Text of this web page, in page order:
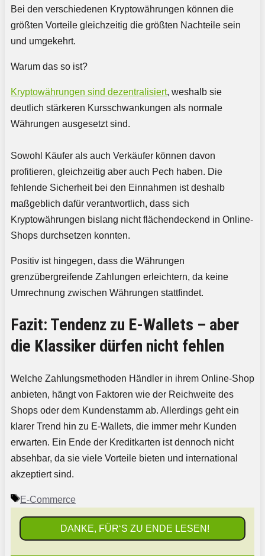
Bei den verschiedenen Kryptowährungen können die
größten Vorteile gleichzeitig die größten Nachteile sein
und umgekehrt.
Warum das so ist?
Kryptowährungen sind dezentralisiert, weshalb sie
deutlich stärkeren Kursschwankungen als normale
Währungen ausgesetzt sind.
Sowohl Käufer als auch Verkäufer können davon
profitieren, gleichzeitig aber auch Pech haben. Die
fehlende Sicherheit bei den Einnahmen ist deshalb
maßgeblich dafür verantwortlich, dass sich
Kryptowährungen bislang nicht flächendeckend in Online-
Shops durchsetzen konnten.
Positiv ist hingegen, dass die Währungen
grenzübergreifende Zahlungen erleichtern, da keine
Umrechnung zwischen Währungen stattfindet.
Fazit: Tendenz zu E-Wallets – aber
die Klassiker dürfen nicht fehlen
Welche Zahlungsmethoden Händler in ihrem Online-Shop
anbieten, hängt von Faktoren wie der Reichweite des
Shops oder dem Kundenstamm ab. Allerdings geht ein
klarer Trend hin zu E-Wallets, die immer mehr Kunden
erwarten. Ein Ende der Kreditkarten ist dennoch nicht
absehbar, da sie viele Vorteile bieten und international
akzeptiert sind.
Schlagwörter
E-Commerce
DANKE, FÜR‘S ZU ENDE LESEN!